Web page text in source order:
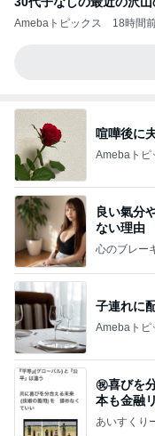
Amebaトピックス 18時間
喧嘩後に
Amebaトピ
良い氣分
ない理由
心のブレー
子連れに
Amebaトピ
㊗️喜びを
本も⾦融
あいすくり